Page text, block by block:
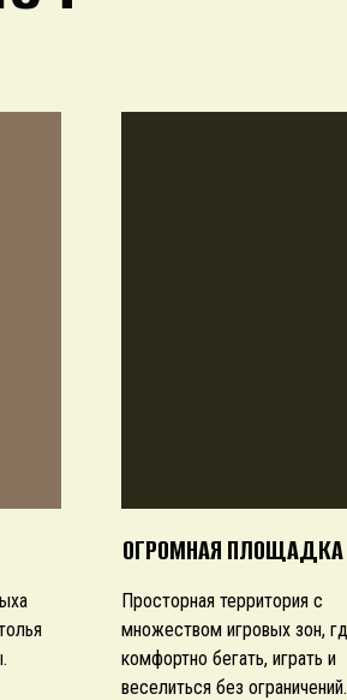
Просторная территория с
множеством игровых зон,
комфортно бегать, играть и
веселиться без ограничений.
ОГРОМНАЯ ПЛОЩАДКА